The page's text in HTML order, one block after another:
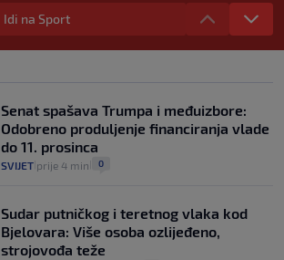
Evo aktualnih cijena i nekoliko savjeta
0
automobilom na Hvar iz Zagreba, a
koliko iz Osijeka
| 14
Idi na Sport
Senat spašava Trumpa i međuizbore:
Odobreno produljenje financiranja vlade
do 11. prosinca
SVIJET prije 4 min 0
Sudar putničkog i teretnog vlaka kod
Bjelovara: Više osoba ozlijeđeno,
strojovođa teže